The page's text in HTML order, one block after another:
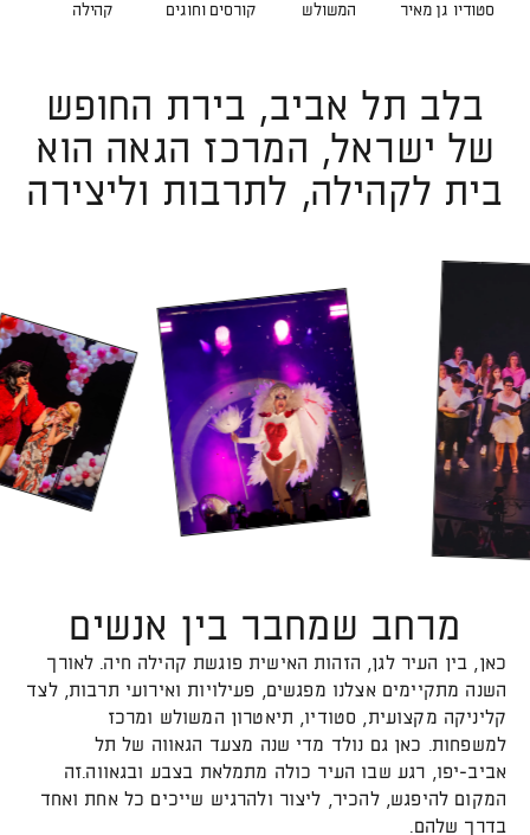
סטודיו גן מאיר המשולש קורסים וחוגים קהילה
בלב תל אביב, בירת החופש
של ישראל, המרכז הגאה הוא
בית לקהילה, לתרבות וליצירה
ל
פ
תי
ח
ת
ה
ת
מונ
ה
בג
דו
ל
-
-
מרחב שמחבר בין אנשים
כאן, בין העיר לגן, הזהות האישית פוגשת קהילה חיה. לאורך
השנה מתקיימים אצלנו מפגשים, פעילויות ואירועי תרבות, לצד
קליניקה מקצועית, סטודיו, תיאטרון המשולש ומרכז
למשפחות. כאן גם נולד מדי שנה מצעד הגאווה של תל
אביב-יפו, רגע שבו העיר כולה מתמלאת בצבע ובגאווה.זה
המקום להיפגש, להכיר, ליצור ולהרגיש שייכים כל אחת ואחד
בדרך שלהם.